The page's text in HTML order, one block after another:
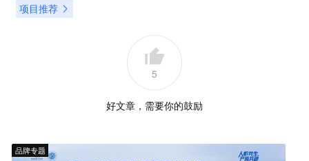
项目推荐
5
好文章，需要你的鼓励
品牌专题